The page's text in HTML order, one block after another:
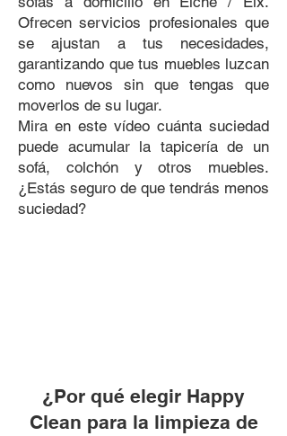
Ofrecen servicios profesionales que
se ajustan a tus necesidades,
garantizando que tus muebles luzcan
como nuevos sin que tengas que
moverlos de su lugar.
​Mira en este vídeo cuánta suciedad
puede acumular la tapicería de un
sofá, colchón y otros muebles.
¿Estás seguro de que tendrás menos
suciedad?
¿Por qué elegir Happy
Clean para la limpieza de